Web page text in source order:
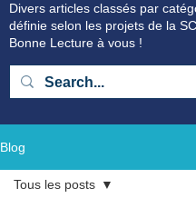
Divers articles classés par
définie selon les projets de la
Bonne Lecture à vous !
Blog
Tous les posts